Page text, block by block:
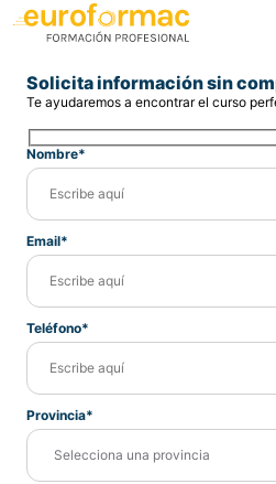
Solicita información sin
Te ayudaremos a encontrar el curso
Nombre*
Email*
Teléfono*
Provincia*